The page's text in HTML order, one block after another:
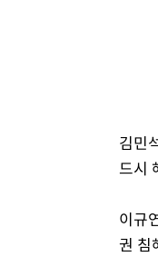
김민
드시
이규
권 침